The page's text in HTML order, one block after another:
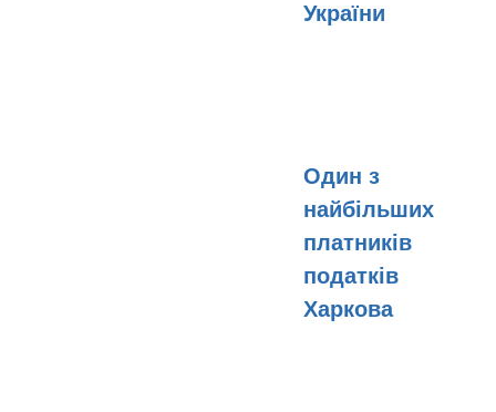
України
Один з
найбільших
платників
податків
Харкова